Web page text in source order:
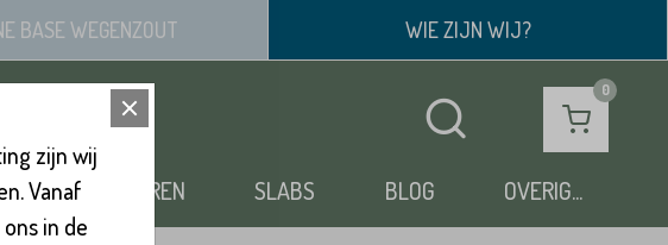
BASE WEGENZOUT WIE ZIJN WIJ?
BINNENVLOEREN SLABS BLOG OVERIG...
zijn wij
Vanaf
in de